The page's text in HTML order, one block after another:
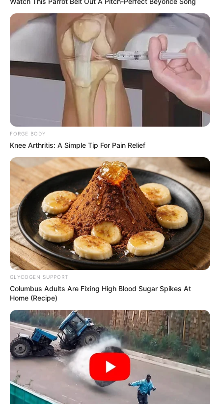
FORGE BODY
Knee Arthritis: A Simple Tip For Pain Relief
GLYCOGEN SUPPORT
Columbus Adults Are Fixing High Blood Sugar Spikes At
Home (Recipe)